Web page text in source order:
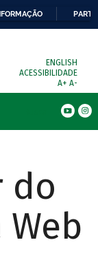
ENGLISH
ACESSIBILIDADE
A+ A-
do